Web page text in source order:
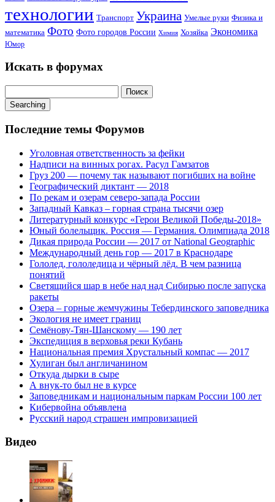
технологии Транспорт Украина Умелые руки Физика и
математика Фото Фото городов России Химия Хозяйка Экономика
Юмор
Искать в форумах
Searching
Последние темы Форумов
Уголовная ответственность за фейки
Надписи на винных рогах. Расул Гамзатов
Груз 200 — почему так называют погибших на войне
Географический диктант — 2018
По рекам и озерам северо-запада России
Западный Кавказ – горная страна тысячи озер
Литературный конкурс «Герои Великой Победы-2018»
Юный болельщик. Россия — Германия. Олимпиада 2018
Дикая природа России — 2017 от National Geographic
Международный день гор — 2017 в Краснодаре
Гололед, гололедица и чёрный лёд. В чем разница
понятий
Светящийся шар в небе над над Сибирью после запуска
ракеты
Озера – горные жемчужины Тебердинского заповедника
Экология не имеет границ
Семёнову-Тян-Шанскому — 190 лет
Экспедиция в верховья реки Кубань
Национальная премия Хрустальный компас — 2017
Хулиган был англичанином
Откуда дырки в сыре
А внук-то был не в курсе
Заповедникам и национальным паркам России 100 лет
Кибервойна объявлена
Русский народ страшен импровизацией
Видео